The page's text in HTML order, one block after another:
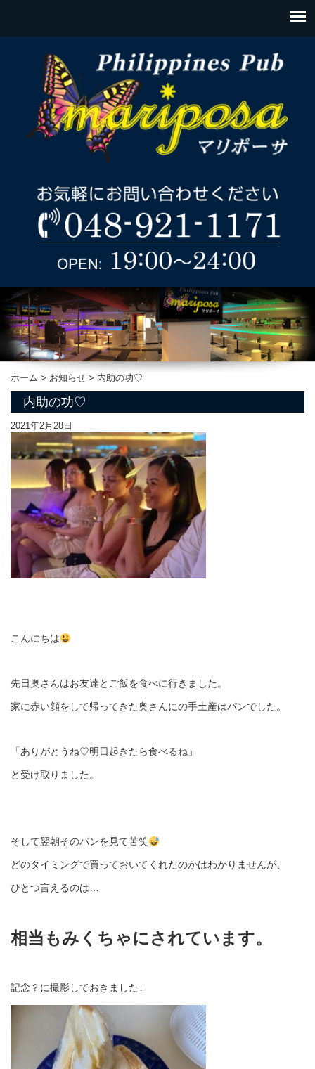
ホーム > お知らせ > 内助の功♡
内助の功♡
2021年2月28日
こんにちは
先日奥さんはお友達とご飯を食べに行きました。
家に赤い顔をして帰ってきた奥さんにの手土産はパンでした。
「ありがとうね♡明日起きたら食べるね」
と受け取りました。
そして翌朝そのパンを見て苦笑
どのタイミングで買っておいてくれたのかはわかりませんが、
ひとつ言えるのは…
相当もみくちゃにされています。
記念？に撮影しておきました ↓